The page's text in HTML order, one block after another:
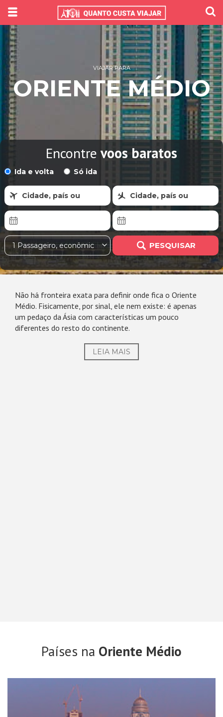
VIAJAR PARA
ORIENTE MÉDIO
Encontrevoos baratos
Ida e volta Só ida
Cidade, país ou Cidade, país ou
1 Passageiro, econômica PESQUISAR
Não há fronteira exata para definir onde fica o Oriente
Médio. Fisicamente, por sinal, ele nem existe: é apenas
um pedaço da Ásia com características um pouco
diferentes do resto do continente.
LEIA MAIS
Países na Oriente Médio